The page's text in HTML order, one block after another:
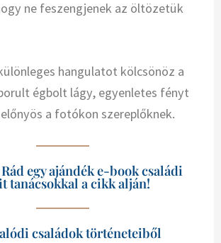
ne feszengjenek az öltözetük
hangulatot kölcsönöz a
égbolt lágy, egyenletes fényt
a fotókon szereplőknek.
egy ajándék e-book családi
tanácsokkal a cikk alján!
családok történeteiből